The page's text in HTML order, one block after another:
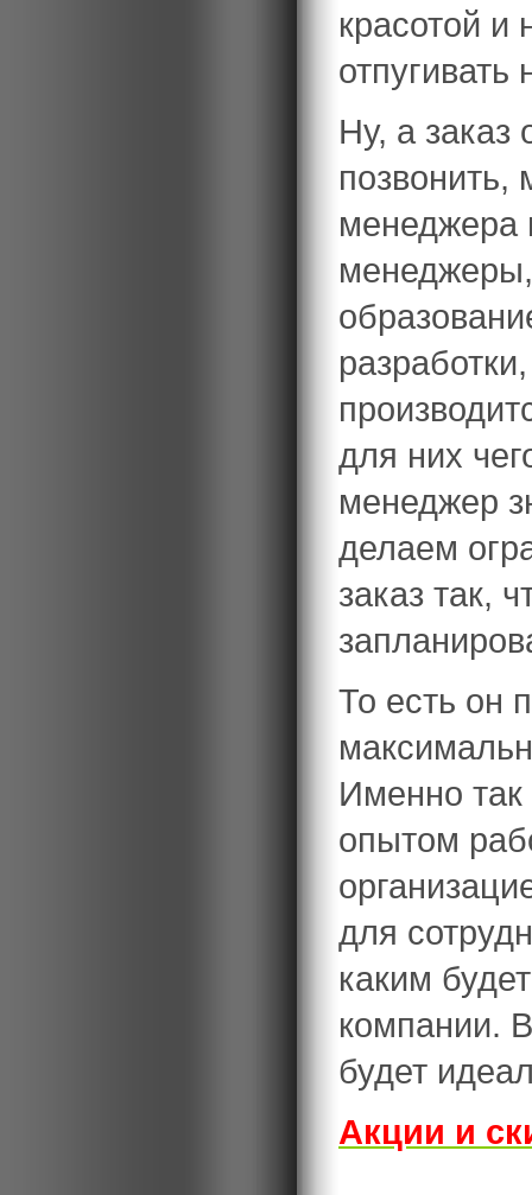
красотой и
отпугивать
Ну, а
позвонить,
менеджера
менеджеры,
для них
менеджер
делаем
заказ так,
То есть он
Именно
опытом
для
каким
компании.
будет
Акции и